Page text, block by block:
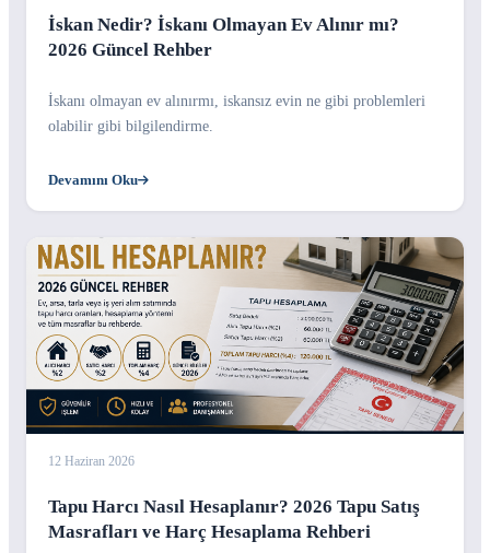
İskan Nedir? İskanı Olmayan Ev Alınır mı?
2026 Güncel Rehber
İskanı olmayan ev alınırmı, iskansız evin ne gibi problemleri
olabilir gibi bilgilendirme.
Devamını Oku
12 Haziran 2026
Tapu Harcı Nasıl Hesaplanır? 2026 Tapu Satış
Masrafları ve Harç Hesaplama Rehberi